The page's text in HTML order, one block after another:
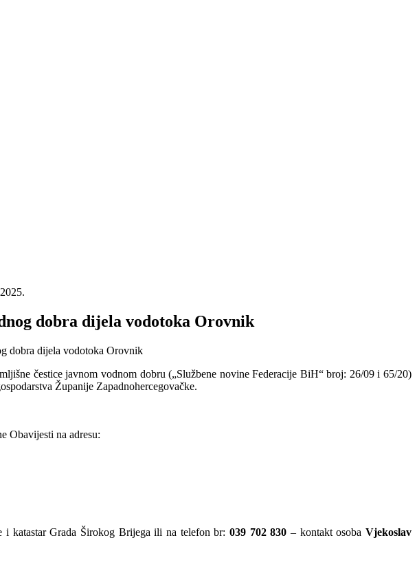
dobra dijela vodotoka Orovnik
čestice javnom vodnom dobru („Službene novine Federacije BiH“ broj: 26/09 i 65/20)
Županije Zapadnohercegovačke.
Obavijesti na adresu:
i katastar Grada Širokog Brijega ili na telefon br: 039 702 830 – kontakt osobaVjekoslav